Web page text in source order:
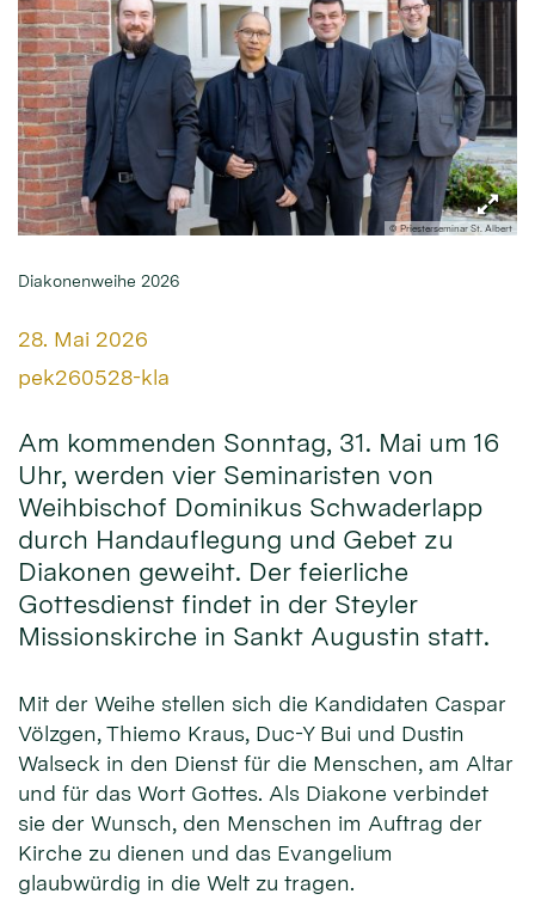
© Priesterseminar St. Albert
Diakonenweihe 2026
Datum:
28. Mai 2026
Von:
pek260528-kla
Am kommenden Sonntag, 31. Mai um 16
Uhr, werden vier Seminaristen von
Weihbischof Dominikus Schwaderlapp
durch Handauflegung und Gebet zu
Diakonen geweiht. Der feierliche
Gottesdienst findet in der Steyler
Missionskirche in Sankt Augustin statt.
Mit der Weihe stellen sich die Kandidaten Caspar
Völzgen, Thiemo Kraus, Duc-Y Bui und Dustin
Walseck in den Dienst für die Men­schen, am Altar
und für das Wort Gottes. Als Diakone verbindet
sie der Wunsch, den Menschen im Auftrag der
Kirche zu dienen und das Evangelium
glaubwürdig in die Welt zu tragen.